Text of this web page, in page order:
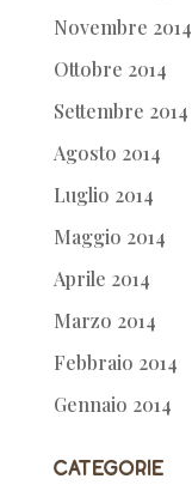
Novembre 2014
Ottobre 2014
Settembre 2014
Agosto 2014
Luglio 2014
Maggio 2014
Aprile 2014
Marzo 2014
Febbraio 2014
Gennaio 2014
Categorie